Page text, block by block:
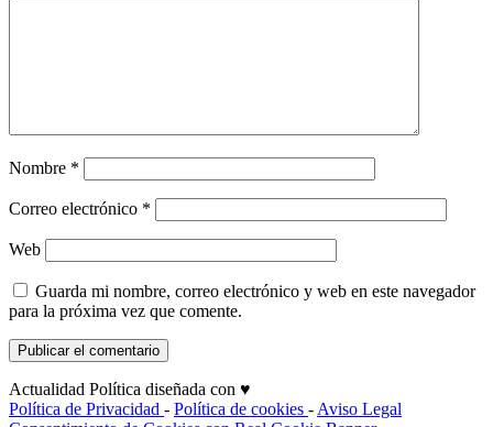
Nombre *
Correo electrónico *
Web
Guarda mi nombre, correo electrónico y web en este navegador
para la próxima vez que comente.
Actualidad Política diseñada con ♥
Política de Privacidad - Política de cookies - Aviso Legal